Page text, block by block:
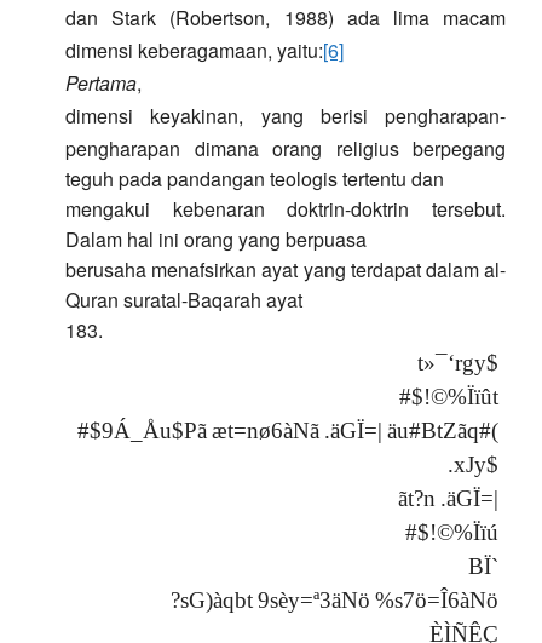
dan Stark (Robertson, 1988) ada lima macam
dimensi keberagamaan, yaitu:[6]
Pertama,
dimensi keyakinan, yang berisi pengharapan-
pengharapan dimana orang religiusberpegang
teguh pada pandangan teologis tertentu dan
mengakui kebenaran doktrin-doktrin tersebut.
Dalam hal ini orang yang berpuasa
berusaha menafsirkan ayat yang terdapat dalam al-
Quran suratal-Baqarah ayat
183.
$
y
g
r
‘
¯
»
t
t
û
ï
Ï
%
©
!
$
#
(
#
q
ã
Z
t
B
#
u
ä
|
=
Ï
G
ä
.
ã
N
à
6
ø
n
=
t
æ
ã
P
$
u
Å
Á
9
$
#
$
y
J
x
.
|
=
Ï
G
ä
.
n
?
t
ã
ú
ï
Ï
%
©
!
$
#
`
Ï
B
ö
N
à
6
Î
=
ö
7
s
%
ö
N
ä
3
ª
=
y
è
s
9
t
b
q
à
)
G
s
?
Ç
Ê
Ñ
Ì
È